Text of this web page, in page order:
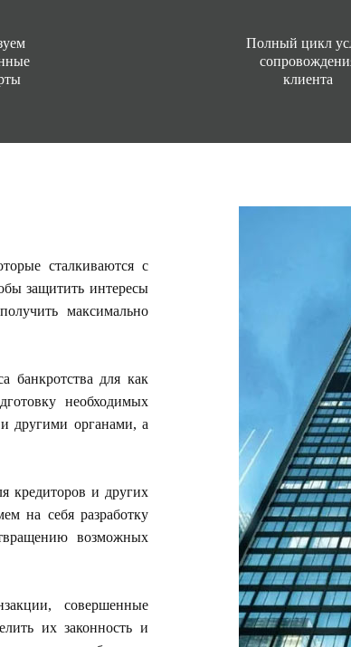
Полный цикл
клиента
сталкиваются с
защитить интересы
максимально
банкротства для как
необходимых
другими органами, а
кредиторов и других
на себя разработку
возможных
совершенные
их законность и